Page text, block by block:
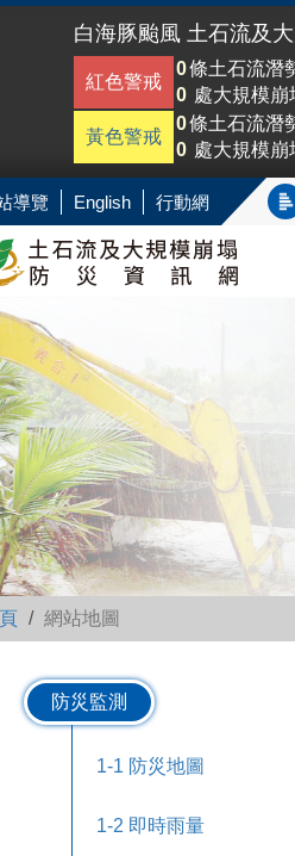
白海豚颱風 土石流及
紅色警戒
0條土石流潛
0 處大規模
黃色警戒
0條土石流潛
0 處大規模
導覽 English 行動網
網站地圖
防災監測
1-1 防災地圖
1-2 即時雨量